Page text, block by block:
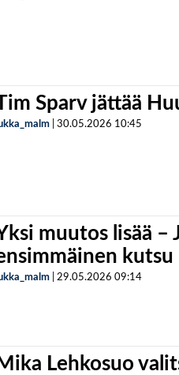
Sparv jättää
30.05.2026 10:45
muutos lisää –
kutsu
29.05.2026 09:14
Mika Lehkosuo